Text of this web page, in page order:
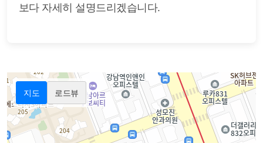
보다 자세히 설명드리겠습니다.
지도 로드뷰